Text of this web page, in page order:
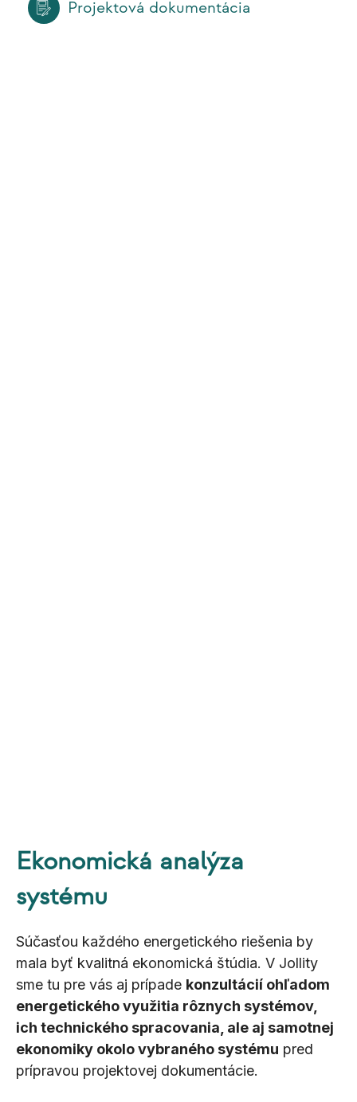
Projektová dokumentácia
Ekonomická analýza
systému
Súčasťou každého energetického riešenia by
mala byť kvalitná ekonomická štúdia. V Jollity
sme tu pre vás aj prípade konzultácií ohľadom
energetického využitia rôznych systémov,
ich technického spracovania, ale aj samotnej
ekonomiky okolo vybraného systému pred
prípravou projektovej dokumentácie.